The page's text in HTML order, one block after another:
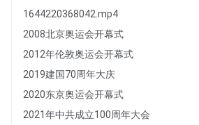
1644220368042.mp4
2008北京奥运会开幕式
2012年伦敦奥运会开幕式
2019建国70周年大庆
2020东京奥运会开幕式
2021年中共成立100周年大会